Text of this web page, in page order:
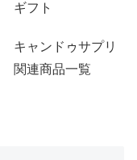
ギフト
キャンドゥサプリ
関連商品一覧